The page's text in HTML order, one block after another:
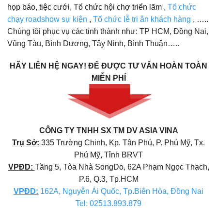
họp báo, tiệc cưới, Tổ chức hội chợ triển lãm , Tổ chức
chạy roadshow sự kiện , Tổ chức lễ tri ân khách hàng , …..
Chúng tôi phục vụ các tỉnh thành như: TP HCM, Đồng Nai,
Vũng Tàu, Bình Dương, Tây Ninh, Bình Thuận…..
HÃY LIÊN HỆ NGAY! ĐỂ ĐƯỢC TƯ VẤN HOÀN TOÀN
MIỄN PHÍ
CÔNG TY TNHH SX TM DV ASIA VINA
Trụ Sở: 335 Trường Chinh, Kp. Tân Phú, P. Phú Mỹ, Tx.
Phú Mỹ, Tỉnh BRVT
VPĐD: Tầng 5, Tòa Nhà SongDo, 62A Phạm Ngọc Thạch,
P.6, Q.3, Tp.HCM
VPĐD: 162A, Nguyễn Ái Quốc, Tp.Biên Hòa, Đồng Nai
Tel: 02513.893.879